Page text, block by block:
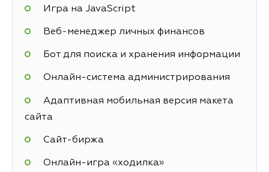
Игра на JavaScript
Веб-менеджер личных финансов
Бот для поиска и хранения информации
Онлайн-система администрирования
Адаптивная мобильная версия макета
сайта
Cайт-биржа
Онлайн-игра «ходилка»